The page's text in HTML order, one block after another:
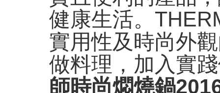
健康生活。
實用性及時尚外
做料理，加入實
師時尚燜燒鍋